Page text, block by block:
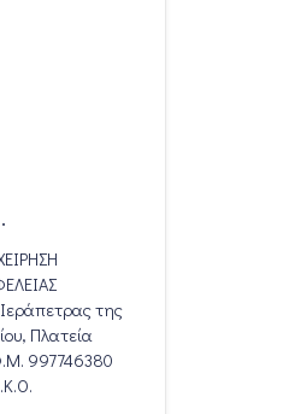
της
Πλατεία
997746380